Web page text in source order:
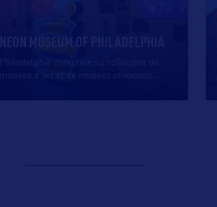
NEON MUSEUM OF PHILADELPHIA
Philadelphie complète sa collection de
musées d’art et de musées innovants